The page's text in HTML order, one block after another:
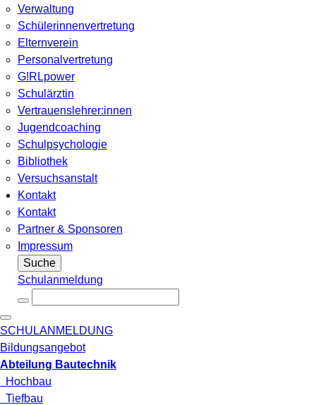
Verwaltung
Schülerinnenvertretung
Elternverein
Personalvertretung
G!RLpower
Schulärztin
Vertrauenslehrer:innen
Jugendcoaching
Schulpsychologie
Bibliothek
Versuchsanstalt
Kontakt
Kontakt
Partner & Sponsoren
Impressum
Suche
Schulanmeldung
SCHULANMELDUNG
Bildungsangebot
Abteilung Bautechnik
Hochbau
Tiefbau